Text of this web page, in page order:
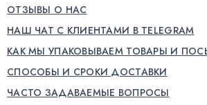
ОТЗЫВЫ О НАС
НАШ ЧАТ С КЛИЕНТАМИ В TELEGRAM
КАК МЫ УПАКОВЫВАЕМ ТОВАРЫ И
СПОСОБЫ И СРОКИ ДОСТАВКИ
ЧАСТО ЗАДАВАЕМЫЕ ВОПРОСЫ